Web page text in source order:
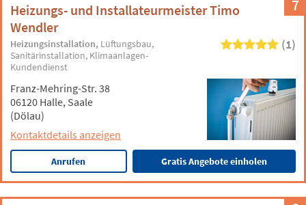
7
Heizungs- und Installateurmeister Timo
Wendler
Heizungsinstallation Lüftungsbau
Sanitärinstallation Klimaanlagen-
Kundendienst
(1)
Franz-Mehring-Str. 38
06120 Halle, Saale
(Dölau)
Kontaktdetails anzeigen
Anrufen Gratis Angebote einholen